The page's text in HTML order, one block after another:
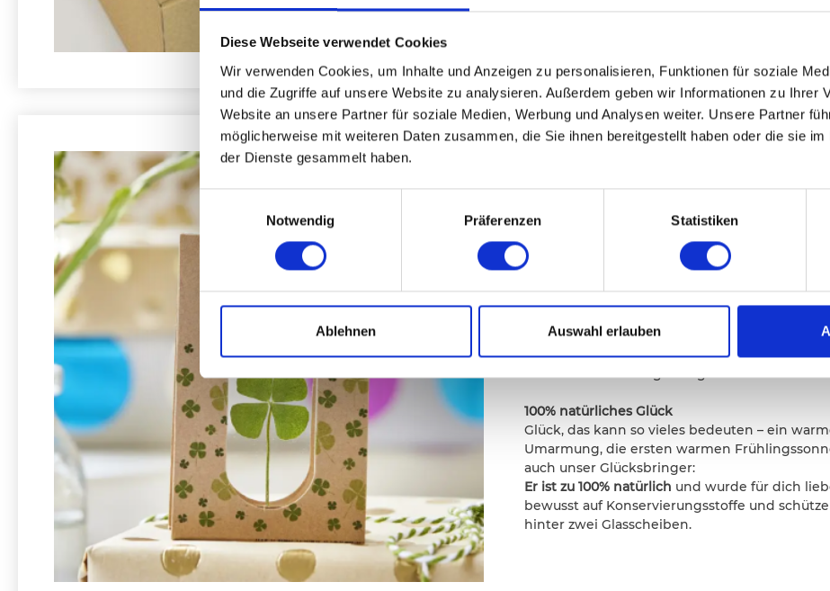
Diese Webseite verwendet Cookies
Wir verwenden Cookies, um Inhalte und Anzeigen zu personalisieren, Funktionen für soziale
und die Zugriffe auf unsere Website zu analysieren. Außerdem geben wir Informationen zu Ihrer
Website an unsere Partner für soziale Medien, Werbung und Analysen weiter. Unsere Partner
möglicherweise mit weiteren Daten zusammen, die Sie ihnen bereitgestellt haben oder die sie
der Dienste gesammelt haben.
Notwendig
Präferenzen Statistiken
Ablehnen Auswahl erlauben
Ich bring dir echtes Glück...
Erinnerst du dich noch an dieses wohlige
durchforstet und dann voller Stolz ein
haben wir dir mit unserem Glücksbringer
finden: Glück zu verschenken, ist eines der
Egal ob vor einer Prüfung, zum Geburtstag,
Überraschung für einen geliebten Menschen.
Mit dem Glücksbringer zeigst du:Du bist mir
100% natürliches Glück
Glück, das kann so vieles bedeuten – ein
Umarmung, die ersten warmen
auch unser Glücksbringer:
Er ist zu 100% natürlich und wurde für dich
bewusst auf Konservierungsstoffe und
hinter zwei Glasscheiben.